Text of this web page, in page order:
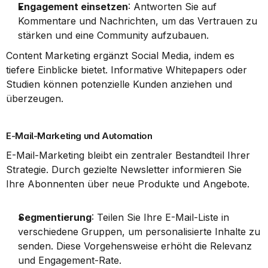
Engagement einsetzen: Antworten Sie auf
Kommentare und Nachrichten, um das Vertrauen zu
stärken und eine Community aufzubauen.
Content Marketing ergänzt Social Media, indem es
tiefere Einblicke bietet. Informative Whitepapers oder
Studien können potenzielle Kunden anziehen und
überzeugen.
E-Mail-Marketing und Automation
E-Mail-Marketing bleibt ein zentraler Bestandteil Ihrer
Strategie. Durch gezielte Newsletter informieren Sie
Ihre Abonnenten über neue Produkte und Angebote.
Segmentierung: Teilen Sie Ihre E-Mail-Liste in
verschiedene Gruppen, um personalisierte Inhalte zu
senden. Diese Vorgehensweise erhöht die Relevanz
und Engagement-Rate.